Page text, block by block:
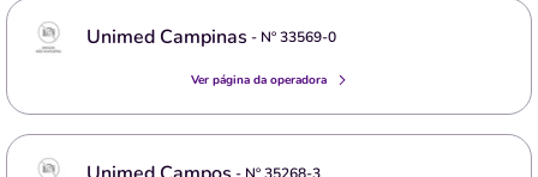
Unimed Campinas - Nº33569-0
Ver página da operadora